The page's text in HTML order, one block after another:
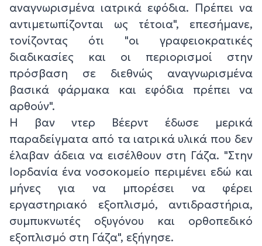
αναγνωρισμένα ιατρικά εφόδια. Πρέπει να
αντιμετωπίζονται ως τέτοια", επεσήμανε,
τονίζοντας ότι "οι γραφειοκρατικές
διαδικασίες και οι περιορισμοί στην
πρόσβαση σε διεθνώς αναγνωρισμένα
βασικά φάρμακα και εφόδια πρέπει να
αρθούν".
Η βαν ντερ Βέερντ έδωσε μερικά
παραδείγματα από τα ιατρικά υλικά που δεν
έλαβαν άδεια να εισέλθουν στη Γάζα. "Στην
Ιορδανία ένα νοσοκομείο περιμένει εδώ και
μήνες για να μπορέσει να φέρει
εργαστηριακό εξοπλισμό, αντιδραστήρια,
συμπυκνωτές οξυγόνου και ορθοπεδικό
εξοπλισμό στη Γάζα", εξήγησε.